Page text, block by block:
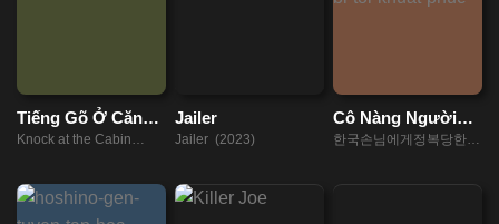
Tiếng Gõ Ở Căn
Nhà Gỗ
Knock at the Cabin
Jailer
Jailer (2023)
Cô Nàng Người
Nhật Xinh Đẹp Đã
한국손님에게정복당한일